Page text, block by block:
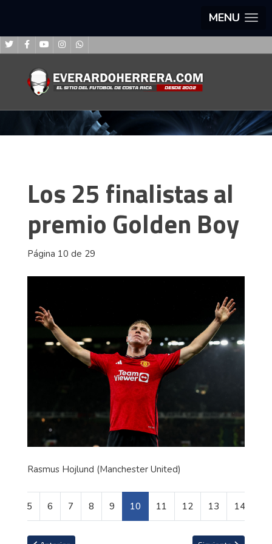
MENU
Los 25 finalistas al
premio Golden Boy
Página 10 de 29
Rasmus Hojlund (Manchester United)
5 6 7 8 9 10 11 12 13 14